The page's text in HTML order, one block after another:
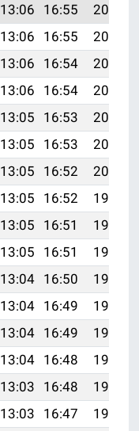
13:06 16:55
20:07
13:06 16:55
20:06
13:06 16:54
20:05
13:06 16:54
20:04
13:05 16:53
20:02
13:05 16:53
20:01
13:05 16:52
20:00
13:05 16:52
19:59
13:05 16:51
19:57
13:05 16:51
19:56
13:04 16:50
19:55
13:04 16:49
19:53
13:04 16:49
19:52
13:04 16:48
19:51
13:03 16:48
19:49
13:03 16:47
19:48